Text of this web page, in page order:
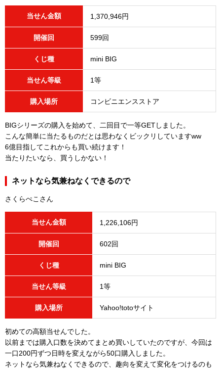
当せん金額 1,370,946円
開催回 599回
くじ種 mini BIG
当せん等級 1等
購入場所 コンビニエンスストア
BIGシリーズの購入を始めて、二回目で一等GETしました。
こんな簡単に当たるものだとは思わなくビックリしていますww
6億目指してこれからも買い続けます！
当たりたいなら、買うしかない！
ネットなら気兼ねなくできるので
さくらぺこさん
当せん金額 1,226,106円
開催回 602回
くじ種 mini BIG
当せん等級 1等
購入場所 Yahoo!totoサイト
初めての高額当せんでした。
以前までは購入口数を決めてまとめ買いしていたのですが、今回は
一口200円ずつ日時を変えながら50口購入しました。
ネットなら気兼ねなくできるので、趣向を変えて変化をつけるのも